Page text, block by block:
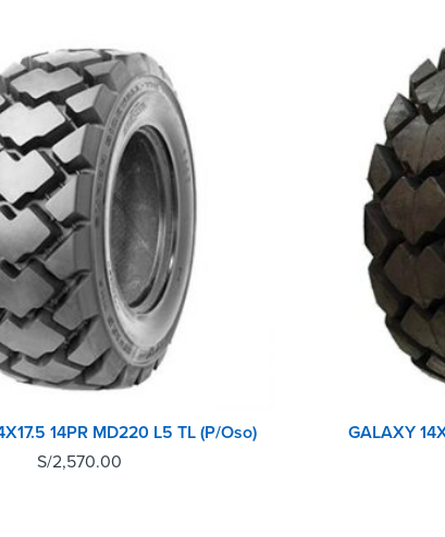
14PR MD220 L5 TL (P/Oso)
S/2,570.00
GALAXY